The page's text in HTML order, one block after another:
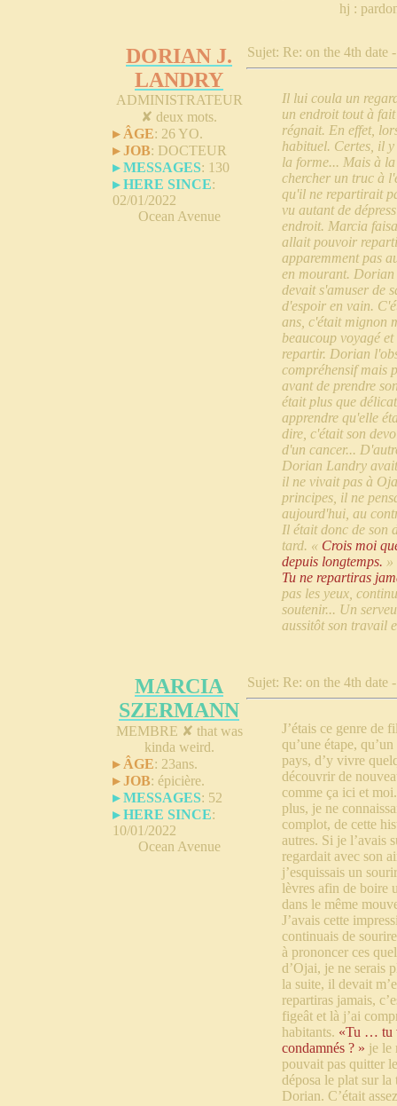
hj :
DORIAN J.
LANDRY
ADMINISTRATEUR
✘ deux mots.
▸ ÂGE: 26 YO.
▸ JOB: DOCTEUR
▸ MESSAGES: 130
▸ HERE SINCE:
02/01/2022
Ocean Avenue
Sujet: Re: on the 4th date
Il lui coula un
un endroit tout à
régnait. En effet,
habituel. Certes, il
la forme... Mais à
chercher un truc à
qu'il ne repartirait
vu autant de
endroit. Marcia
allait pouvoir
apparemment pas
en mourant. Dorian
devait s'amuser de
d'espoir en vain.
ans, c'était mignon
beaucoup voyagé
repartir. Dorian
compréhensif mais
avant de prendre
était plus que
apprendre qu'elle
dire, c'était son
d'un cancer...
Dorian Landry
il ne vivait pas à
principes, il ne
aujourd'hui, au
Il était donc de son
tard. « Crois moi
depuis longtemps. »
Tu ne repartiras
pas les yeux,
soutenir... Un
aussitôt son travail
MARCIA
SZERMANN
MEMBRE ✘ that was
kinda weird.
▸ ÂGE: 23ans.
▸ JOB: épicière.
▸ MESSAGES: 52
▸ HERE SINCE:
10/01/2022
Ocean Avenue
Sujet: Re: on the 4th date
J’étais ce genre de
qu’une étape,
pays, d’y vivre
découvrir de
comme ça ici et
plus, je ne
complot, de cette
autres. Si je l’avais
regardait avec son
j’esquissais un
lèvres afin de boire
dans le même
J’avais cette
continuais de
à prononcer ces
d’Ojai, je ne serais
la suite, il devait
repartiras jamais,
figeât et là j’ai
habitants. «Tu … tu
condamnés ? » je le
pouvait pas quitter
déposa le plat sur la
Dorian. C’était